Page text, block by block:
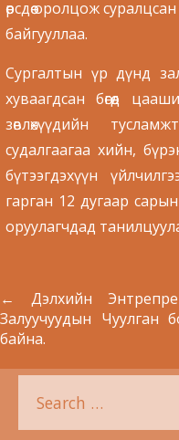
өөрсдөө оролцож
байгууллаа.
Сургалтын үр дүнд
хуваагдсан бөгөөд
зөвлөхүүдийн
судалгаагаа хийн,
бүтээгдэхүүн
гарган 12 дугаар сарын
оруулагчдад
←
Дэлхийн
Залуучуудын Чуулган
байна.